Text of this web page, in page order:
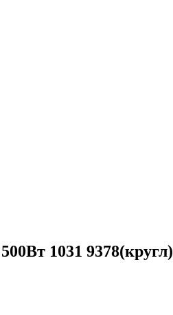
1031 9378(кругл)